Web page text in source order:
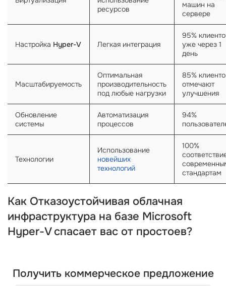
ресурсов
машин на
сервере
Настройка Hyper-V Легкая интеграция
95%
уже через 1
день
Масштабируемость
Оптимальная
производительность
под любые нагрузки
85%
отмечают
улучшения
Обновление
системы
Автоматизация
процессов
94%
Технологии
Использование
новейших
технологий
100%
стандартам
Как Отказоустойчивая облачная
инфраструктура на базе Microsoft
Hyper-V спасает вас от простоев?
Получить коммерческое предложение